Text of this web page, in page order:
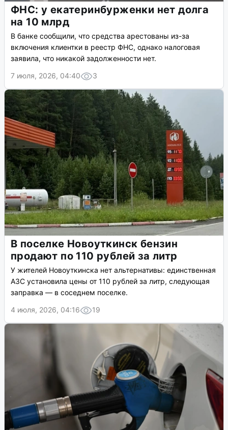
ФНС: у екатеринбурженки нет долга
на 10 млрд
В банке сообщили, что средства арестованы из-за
включения клиентки в реестр ФНС, однако налоговая
заявила, что никакой задолженности нет.
7 июля, 2026, 04:40
3
В поселке Новоуткинск бензин
продают по 110 рублей за литр
У жителей Новоуткинска нет альтернативы: единственная
АЗС установила цены от 110 рублей за литр, следующая
заправка — в соседнем поселке.
4 июля, 2026, 04:16
19